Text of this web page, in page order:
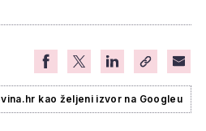
kao željeni izvor na Googleu